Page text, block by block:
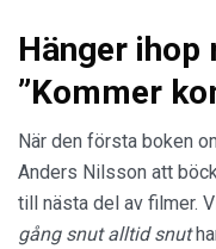
Hänger ihop
”Kommer
När den första boken
Anders Nilsson att
till nästa del av filmer.
gång snut alltid snut